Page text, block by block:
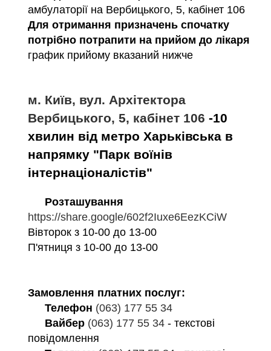
амбулаторії на Вербицького, 5, кабінет 106
Для отримання призначень спочатку
потрібно потрапити на прийом до лікаря
график прийому вказаний нижче
м. Київ, вул. Архітектора
Вербицького, 5, кабінет 106 -10
хвилин від метро Харьківська в
напрямку "Парк воїнів
інтернаціоналістів"
Розташування
https://share.google/602f2Iuxe6EezKCiW
Вівторок з 10-00 до 13-00
П'ятниця з 10-00 до 13-00
Замовлення платних послуг:
Телефон (063) 177 55 34
Вайбер (063) 177 55 34 - текстові
повідомлення